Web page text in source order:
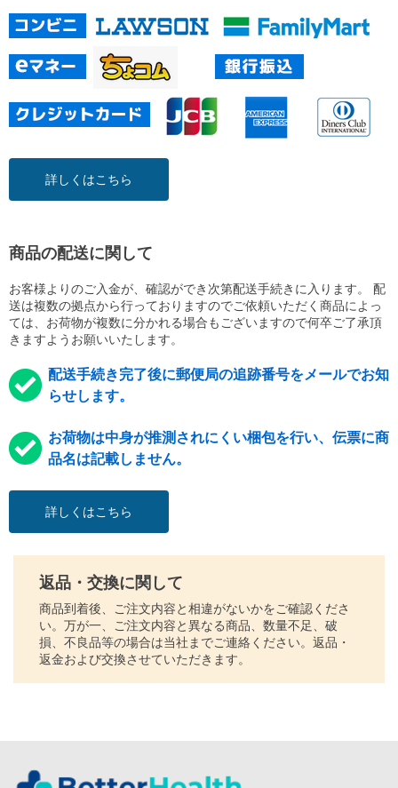
詳しくはこちら
商品の配送に関して
お客様よりのご入金が、確認ができ次第配送手続きに入ります。 配
送は複数の拠点から行っておりますのでご依頼いただく商品によっ
ては、お荷物が複数に分かれる場合もございますので何卒ご了承頂
きますようお願いいたします。
配送手続き完了後に郵便局の追跡番号をメールでお知
らせします。
お荷物は中身が推測されにくい梱包を行い、伝票に商
品名は記載しません。
詳しくはこちら
返品・交換に関して
商品到着後、ご注文内容と相違がないかをご確認くださ
い。万が一、ご注文内容と異なる商品、数量不足、破
損、不良品等の場合は当社までご連絡ください。返品・
返金および交換させていただきます。